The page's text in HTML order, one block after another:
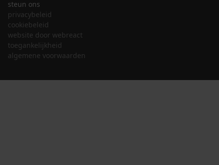
steun ons
privacybeleid
cookiebeleid
website door webreact
toegankelijkheid
algemene voorwaarden